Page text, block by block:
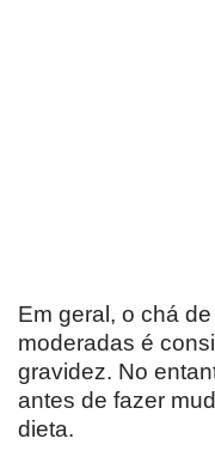
Em geral, o chá
moderadas é
gravidez. No
antes de fazer
dieta.